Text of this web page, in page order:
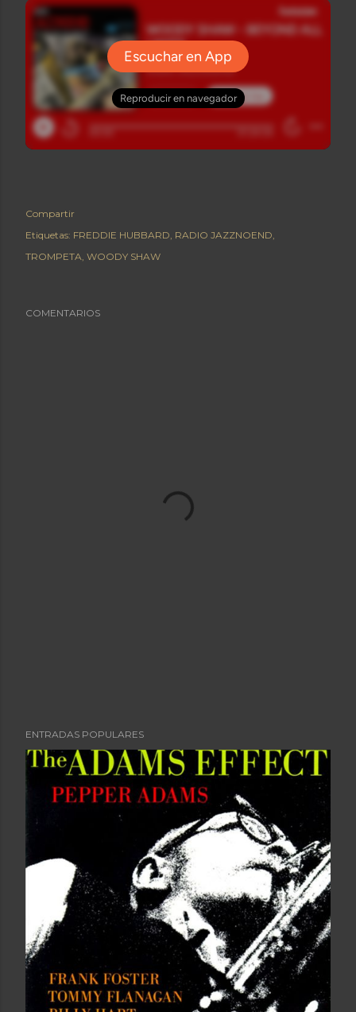
Compartir
Etiquetas: FREDDIE HUBBARD RADIO JAZZNOEND
TROMPETA WOODY SHAW
COMENTARIOS
ENTRADAS POPULARES